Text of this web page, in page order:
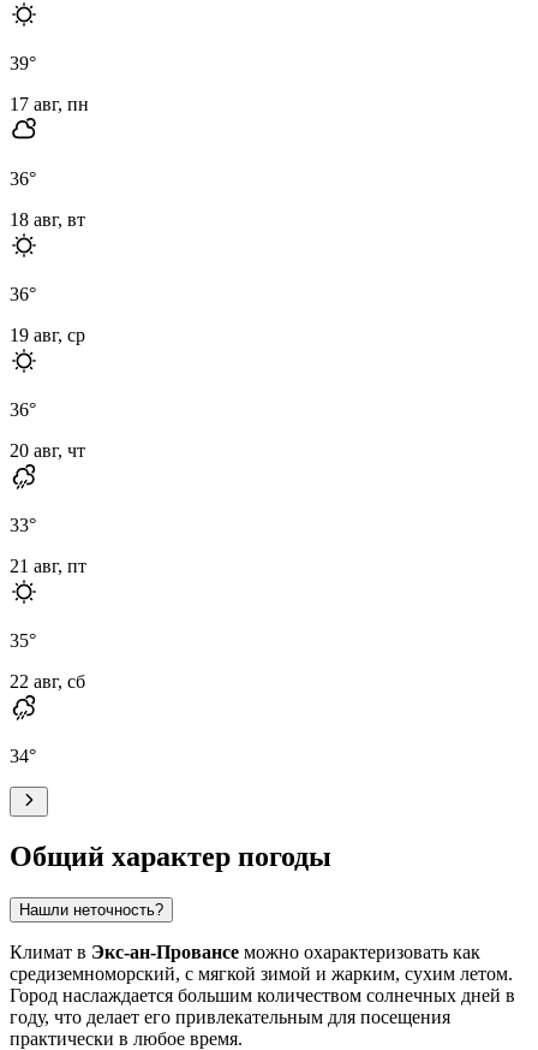
39°
17 авг, пн
36°
18 авг, вт
36°
19 авг, ср
36°
20 авг, чт
33°
21 авг, пт
35°
22 авг, сб
34°
Общий характер погоды
Нашли неточность?
Климат в Экс-ан-Провансе можно охарактеризовать как
средиземноморский, с мягкой зимой и жарким, сухим летом.
Город наслаждается большим количеством солнечных дней в
году, что делает его привлекательным для посещения
практически в любое время.